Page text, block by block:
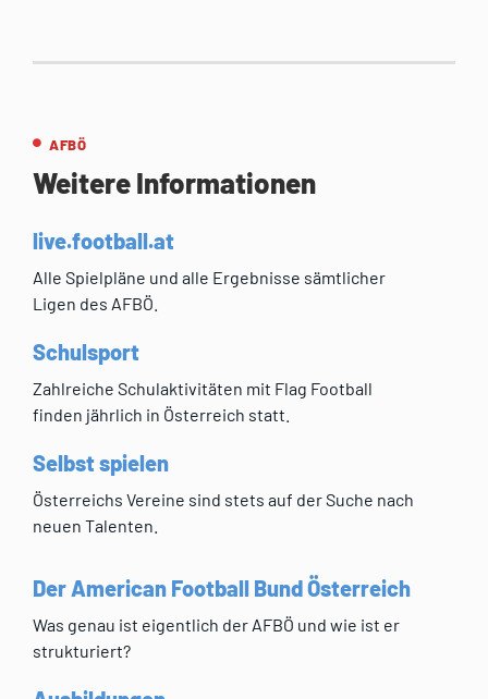
AFBÖ
Weitere Informationen
live.football.at
Alle Spielpläne und alle Ergebnisse sämtlicher
Ligen des AFBÖ.
Schulsport
Zahlreiche Schulaktivitäten mit Flag Football
finden jährlich in Österreich statt.
Selbst spielen
Österreichs Vereine sind stets auf der Suche nach
neuen Talenten.
Der American Football Bund Österreich
Was genau ist eigentlich der AFBÖ und wie ist er
strukturiert?